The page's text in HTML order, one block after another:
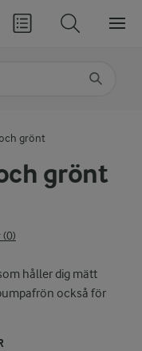
grönt
(0)
håller dig mätt
också för
grönt